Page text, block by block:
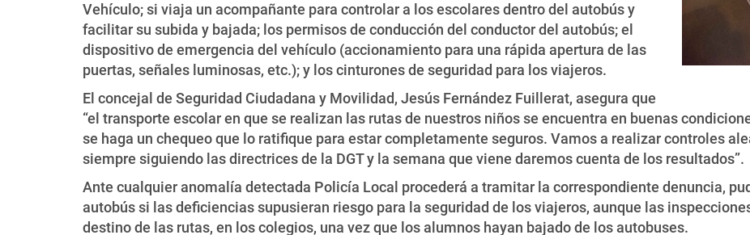
Vehículo; si viaja un acompañante para controlar a los escolares dentro del autobús y
facilitar su subida y bajada; los permisos de conducción del conductor del autobús; el
dispositivo de emergencia del vehículo (accionamiento para una rápida apertura de las
puertas, señales luminosas, etc.); y los cinturones de seguridad para los viajeros.
El concejal de Seguridad Ciudadana y Movilidad, Jesús Fernández Fuillerat, asegura que
“el transporte escolar en que se realizan las rutas de nuestros niños se encuentra en buenas
se haga un chequeo que lo ratifique para estar completamente seguros. Vamos a realizar controles
siempre siguiendo las directrices de la DGT y la semana que viene daremos cuenta de los resultados”.
Ante cualquier anomalía detectada Policía Local procederá a tramitar la correspondiente denuncia,
autobús si las deficiencias supusieran riesgo para la seguridad de los viajeros, aunque las
destino de las rutas, en los colegios, una vez que los alumnos hayan bajado de los autobuses.